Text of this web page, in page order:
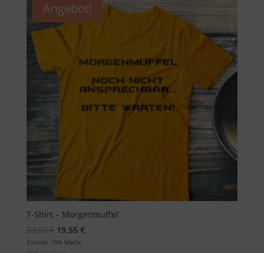
Angebot!
T-Shirt – Morgenmuffel
23,00€ Ursprünglicher
Preis
19,55 €Aktueller
Enthält 19% MwSt.